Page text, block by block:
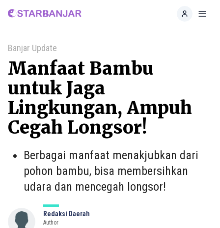
Home
Banjar Update
Manfaat Bambu
untuk Jaga
Lingkungan, Ampuh
Cegah Longsor!
Berbagai manfaat menakjubkan dari
pohon bambu, bisa membersihkan
udara dan mencegah longsor!
Redaksi Daerah
Author